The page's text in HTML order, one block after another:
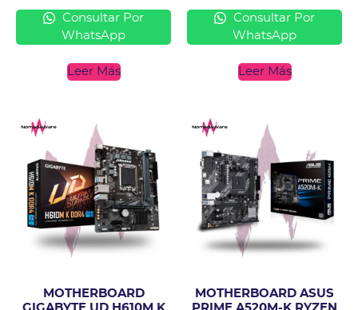
Consultar Por
WhatsApp
Leer Más
Consultar Por
WhatsApp
Leer Más
MOTHERBOARD
GIGABYTE UD H610M K
MOTHERBOARD ASUS
PRIME A520M-K RYZEN